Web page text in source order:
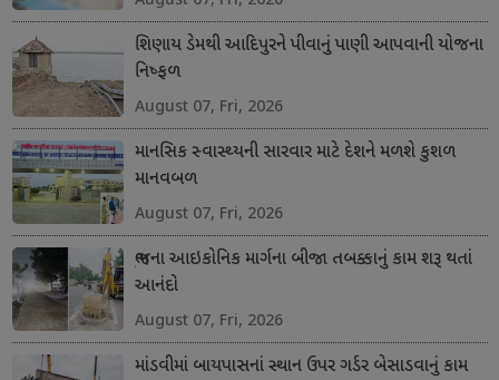
શિણાય ડેમથી આદિપુરને પીવાનું પાણી આપવાની યોજના
નિષ્ફળ
August 07, Fri, 2026
માનસિક સ્વાસ્થ્યની સારવાર માટે દેશને મળશે કુશળ
માનવબળ
August 07, Fri, 2026
ભુજના આઇકોનિક માર્ગના બીજા તબક્કાનું કામ શરૂ થતાં
આનંદો
August 07, Fri, 2026
માંડવીમાં બાયપાસનાં સ્થાન ઉપર ગર્ડર બેસાડવાનું કામ